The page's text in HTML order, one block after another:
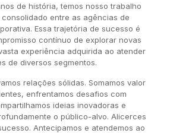
de história, temos nosso trabalho
entre as agências de
Essa trajetória de sucesso é
contínuo de explorar novas
experiência adquirida ao atender
de diversos segmentos.
relações sólidas. Somamos valor
enfrentamos desafios com
ideias inovadoras e
o público-alvo. Alicerces
Antecipamos e atendemos ao